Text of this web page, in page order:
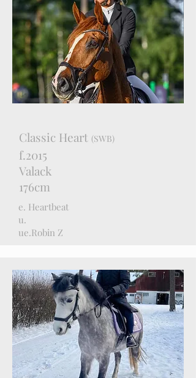
Classic Heart (SWB)
f.2015
Valack
176cm
e. Heartbeat
u.
ue.Robin Z